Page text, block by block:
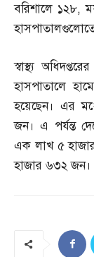
বরিশালে ১২৮,
স্বাস্থ্য
হাসপাতালে
হয়েছেন। এর
জন। এ পর্যন্ত
এক লাখ ৫
হাজার ৬৩২ জন।